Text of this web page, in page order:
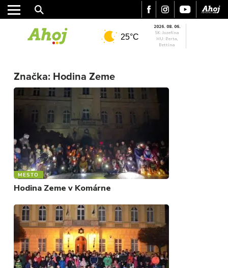
REGIÓN
ŠPORT
KULTÚRA
FOTKY
VIDEO
MIX
25°C
2026. 08. 06.
SK: Jozefína
HU: Berta,
Bettina
Značka: Hodina Zeme
MESTO
Hodina Zeme v Komárne